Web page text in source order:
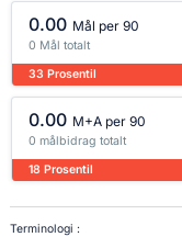
0.00 Mål per 90
0 Mål totalt
33 Prosentil
0.00 M+A per 90
0 målbidrag totalt
18 Prosentil
Terminologi :